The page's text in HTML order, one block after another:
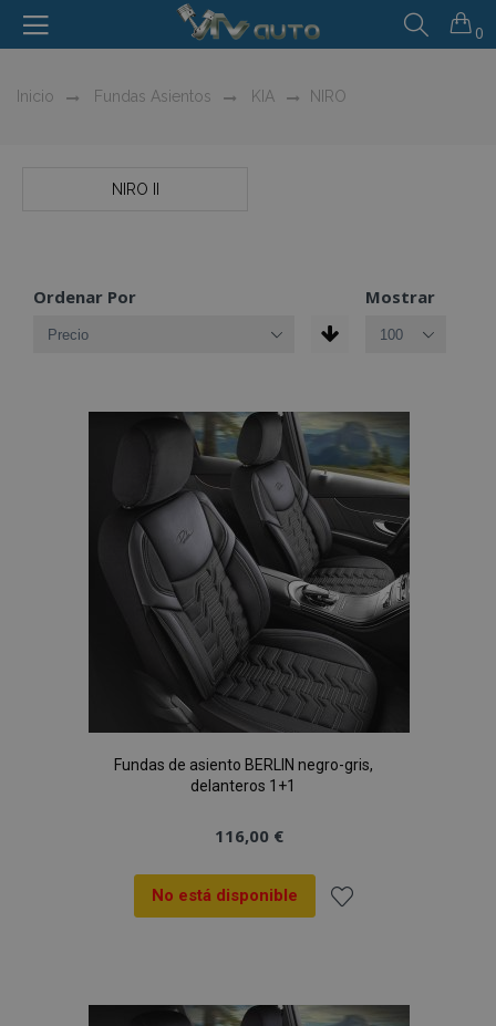
0
Inicio Fundas Asientos KIA NIRO
NIRO II
Ordenar Por Mostrar
Fundas de asiento BERLIN negro-gris,
delanteros 1+1
116,00 €
No está disponible